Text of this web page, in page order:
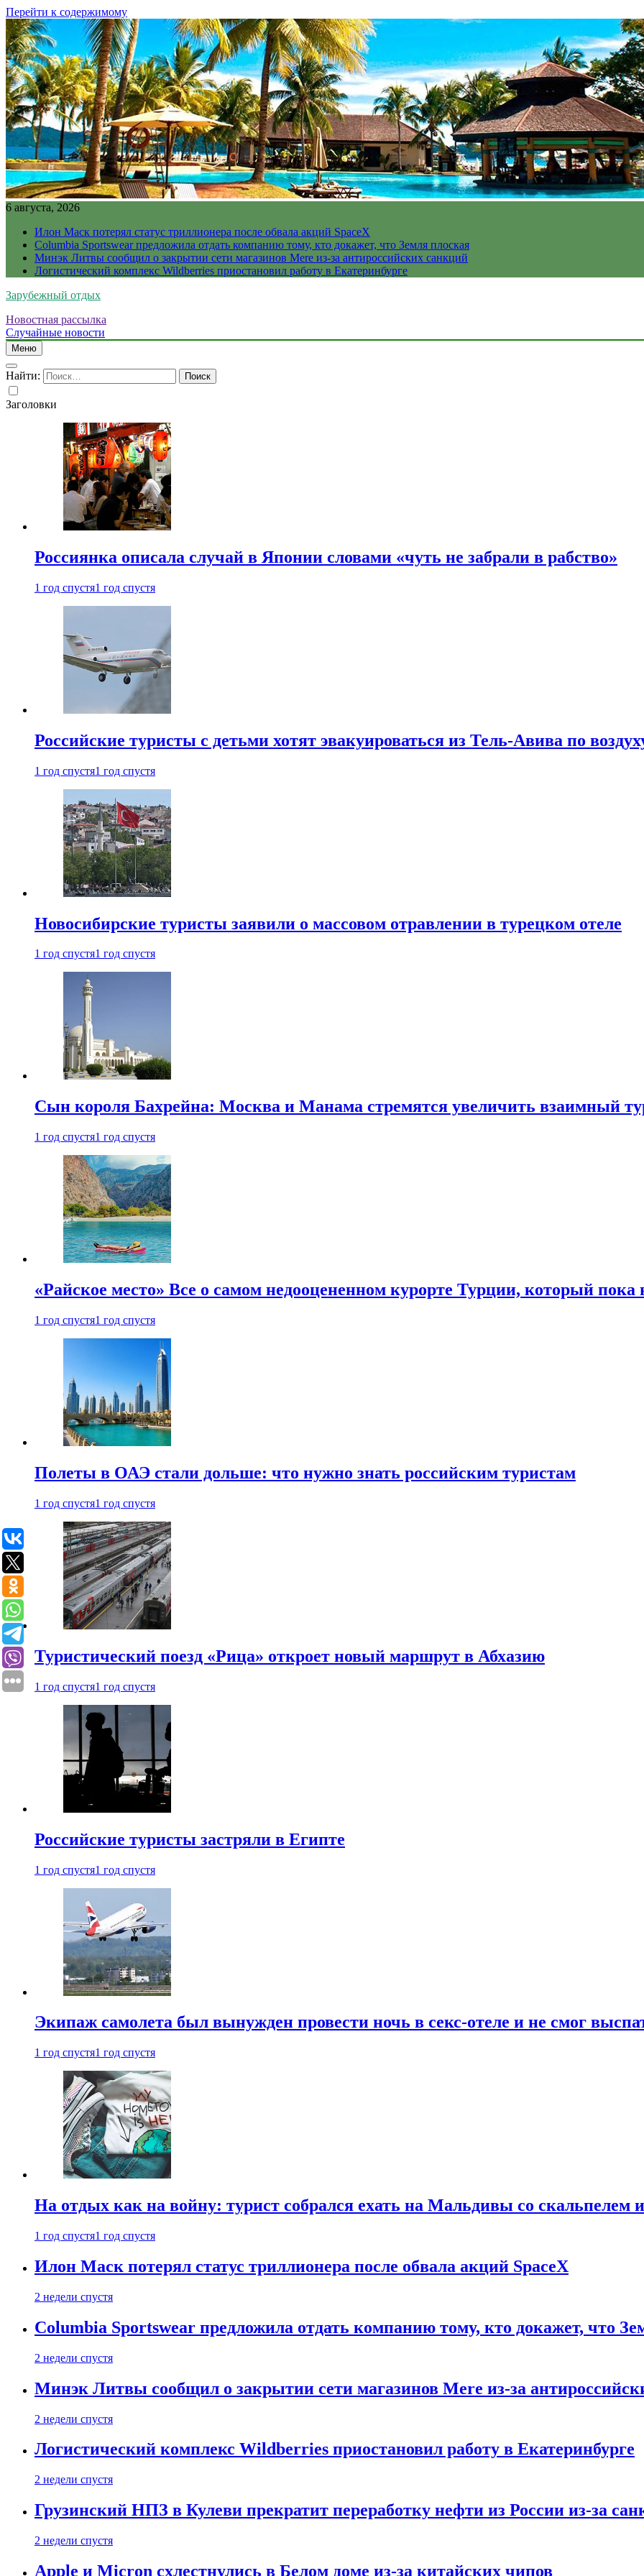
Перейти к содержимому
6 августа, 2026
Илон Маск потерял статус триллионера после обвала акций SpaceX
Columbia Sportswear предложила отдать компанию тому, кто докажет, что Земля плоская
Минэк Литвы сообщил о закрытии сети магазинов Mere из-за антироссийских санкций
Логистический комплекс Wildberries приостановил работу в Екатеринбурге
Зарубежный отдых
Новостная рассылка
Случайные новости
Меню
Найти:
Заголовки
Россиянка описала случай в Японии словами «чуть не забрали в рабство»
1 год спустя1 год спустя
Российские туристы с детьми хотят эвакуироваться из Тель-Авива по
1 год спустя1 год спустя
Новосибирские туристы заявили о массовом отравлении в турецком отеле
1 год спустя1 год спустя
Сын короля Бахрейна: Москва и Манама стремятся увеличить взаимный
1 год спустя1 год спустя
«Райское место» Все о самом недооцененном курорте Турции, который пока
1 год спустя1 год спустя
Полеты в ОАЭ стали дольше: что нужно знать российским туристам
1 год спустя1 год спустя
Туристический поезд «Рица» откроет новый маршрут в Абхазию
1 год спустя1 год спустя
Российские туристы застряли в Египте
1 год спустя1 год спустя
Экипаж самолета был вынужден провести ночь в секс-отеле и не смог
1 год спустя1 год спустя
На отдых как на войну: турист собрался ехать на Мальдивы со скальпелем
1 год спустя1 год спустя
Илон Маск потерял статус триллионера после обвала акций SpaceX
2 недели спустя
Columbia Sportswear предложила отдать компанию тому, кто докажет, что
2 недели спустя
Минэк Литвы сообщил о закрытии сети магазинов Mere из-за
2 недели спустя
Логистический комплекс Wildberries приостановил работу в Екатеринбурге
2 недели спустя
Грузинский НПЗ в Кулеви прекратит переработку нефти из России из-за
2 недели спустя
Apple и Micron схлестнулись в Белом доме из-за китайских чипов